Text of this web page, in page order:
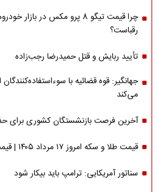
چرا قیمت تیگو 8 پرو مکس در
رقباست؟
تأیید ربایش و قتل حمیدرضا رجب‌زاده
جهانگیر: قوه قضائیه با
می‌کند
آخرین فرصت بازنشستگان کشوری برای
قیمت طلا و سکه امروز ۱۷ مرداد ۱۴۰۵ | قیمت طلا از ۱۹ میلیون گذشت
سناتور آمریکایی: ترامپ باید بیکار شود